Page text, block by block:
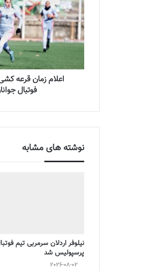
اعلام زمان قرعه
فوتبال
نوشته های مشابه
نیلوفر اردلان سرمربی تیم
پرسپولیس شد
2026-08-02